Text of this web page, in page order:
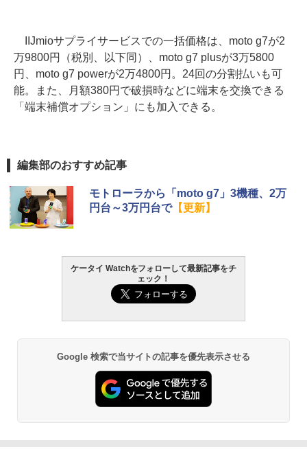
IIJmioサプライサービスでの一括価格は、moto g7が2
万9800円（税別、以下同）、moto g7 plusが3万5800
円、moto g7 powerが2万4800円。24回の分割払いも可
能。また、月額380円で破損時などに端末を交換できる
「端末補償オプション」にも加入できる。
編集部のおすすめ記事
モトローラから「moto g7」3機種、2万
円台～3万円台で【更新】
ケータイ Watchをフォローして最新記事をチ
ェック！
Google 検索で当サイトの記事を優先表示させる